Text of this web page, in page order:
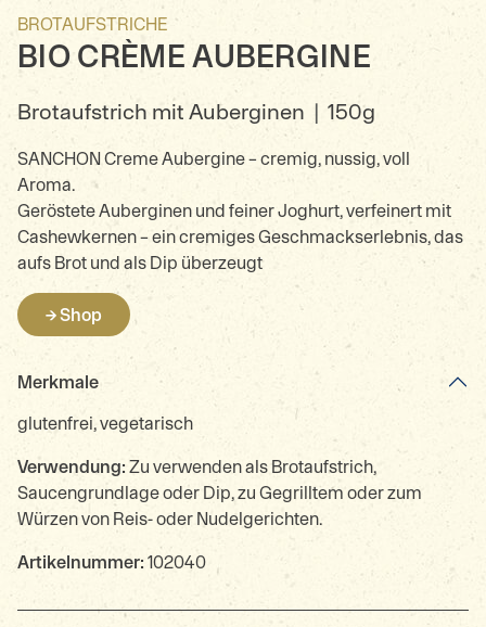
BROTAUFSTRICHE
BIO CRÈME AUBERGINE
Brotaufstrich mit Auberginen | 150g
SANCHON Creme Aubergine – cremig, nussig, voll
Aroma.
Geröstete Auberginen und feiner Joghurt, verfeinert mit
Cashewkernen – ein cremiges Geschmackserlebnis, das
aufs Brot und als Dip überzeugt
→ Shop
Merkmale
glutenfrei, vegetarisch
Verwendung: Zu verwenden als Brotaufstrich,
Saucengrundlage oder Dip, zu Gegrilltem oder zum
Würzen von Reis- oder Nudelgerichten.
Artikelnummer: 102040